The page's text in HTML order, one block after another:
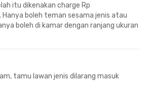
itu dikenakan charge Rp
boleh teman sesama jenis atau
boleh di kamar dengan ranjang ukuran
tamu lawan jenis dilarang masuk